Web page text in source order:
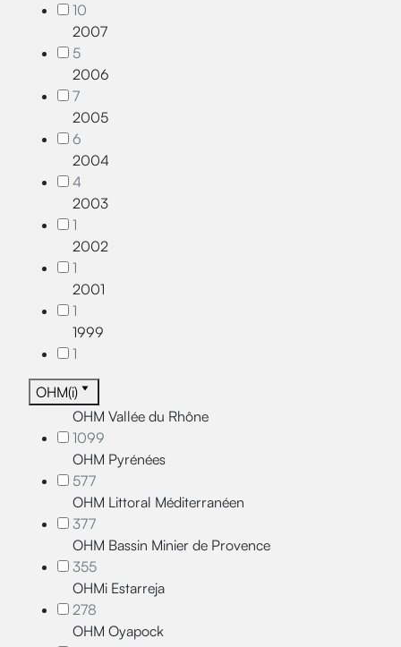
10
2007
5
2006
7
2005
6
2004
4
2003
1
2002
1
2001
1
1999
1
OHM(i)
OHM Vallée du Rhône
1099
OHM Pyrénées
577
OHM Littoral Méditerranéen
377
OHM Bassin Minier de Provence
355
OHMi Estarreja
278
OHM Oyapock